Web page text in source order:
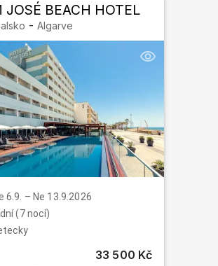
JOSÉ BEACH HOTEL
- Algarve
6.9. – Ne 13.9.2026
(7 nocí)
33 500 Kč